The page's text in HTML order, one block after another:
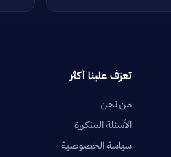
تعرّف علينا أكثر
من نحن
الأسئلة المتكررة
سياسة الخصوصية